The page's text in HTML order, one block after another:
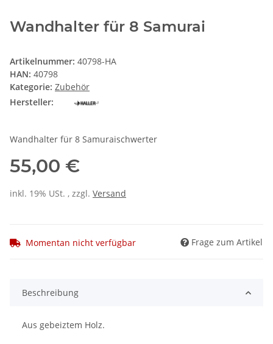
Wandhalter für 8 Samurai
Artikelnummer: 40798-HA
HAN: 40798
Kategorie: Zubehör
Hersteller:
Wandhalter für 8 Samuraischwerter
55,00 €
inkl. 19% USt. , zzgl. Versand
Momentan nicht verfügbar Frage zum Artikel
Beschreibung
Aus gebeiztem Holz.